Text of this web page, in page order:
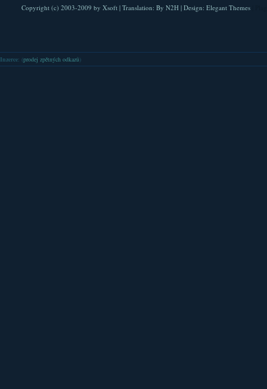
Copyright (c) 2003-2009 by Xsoft| Translation: By N2H| Design: Elegant Themes
Inzerce: (prodej zpětných odkazů )